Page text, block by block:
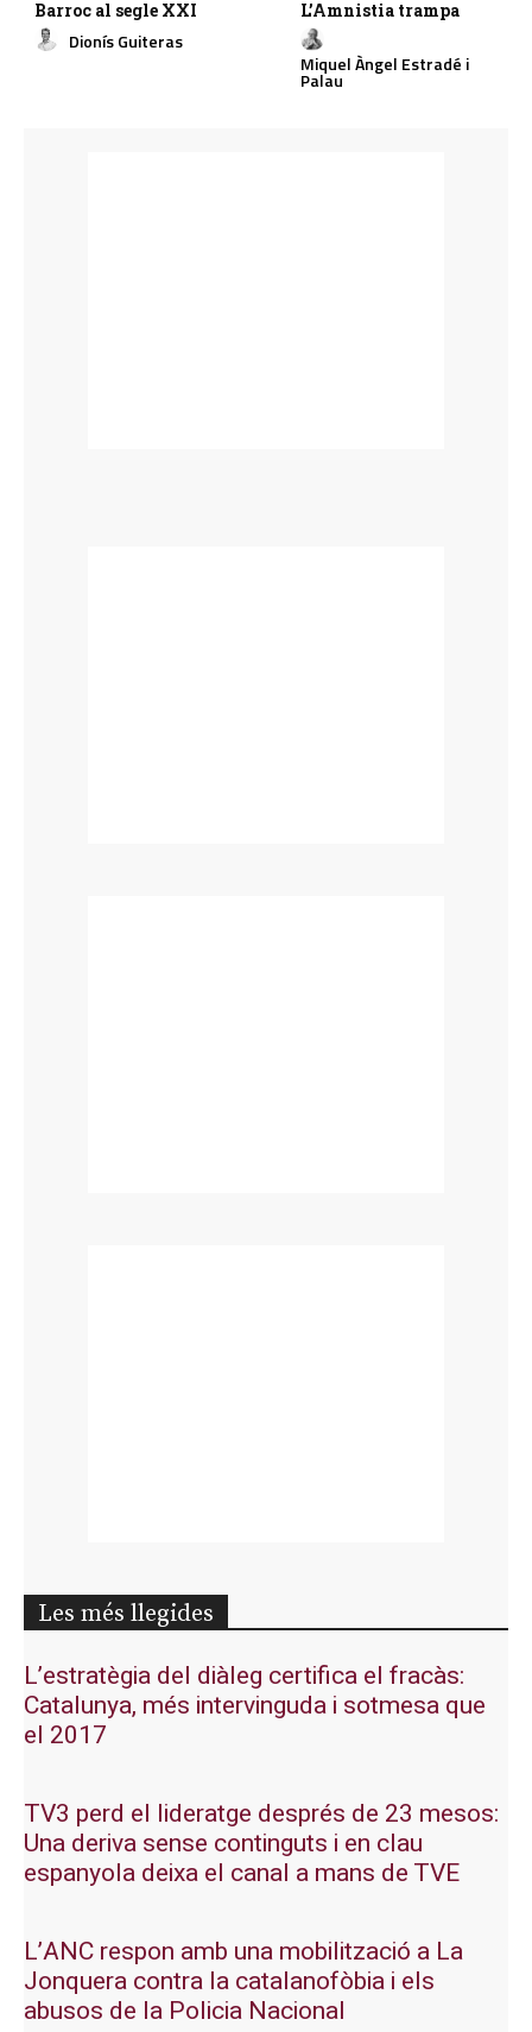
Barroc al segle XXI
Dionís Guiteras
L’Amnistia trampa
Miquel Àngel Estradé i
Palau
Les més llegides
L’estratègia del diàleg certifica el fracàs:
Catalunya, més intervinguda i sotmesa que
el 2017
TV3 perd el lideratge després de 23 mesos:
Una deriva sense continguts i en clau
espanyola deixa el canal a mans de TVE
L’ANC respon amb una mobilització a La
Jonquera contra la catalanofòbia i els
abusos de la Policia Nacional